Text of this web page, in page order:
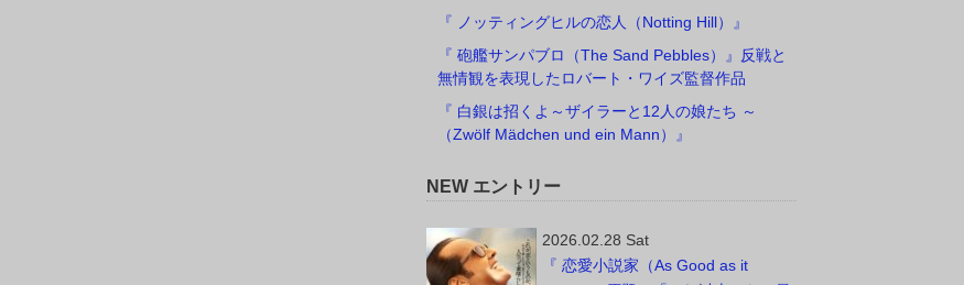
『 ノッティングヒルの恋人（Notting Hill）』
『 砲艦サンパブロ（The Sand Pebbles）』反戦と
無情観を表現したロバート・ワイズ監督作品
『 白銀は招くよ～ザイラーと12人の娘たち ～
（Zwölf Mädchen und ein Mann）』
NEW エントリー
2026.02.28 Sat
『 恋愛小説家（As Good as it